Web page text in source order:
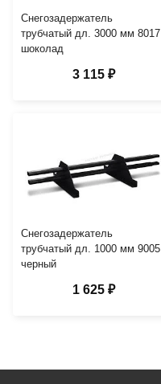
Снегозадержатель
трубчатый дл. 3000 мм 8017
шоколад
3 115 ₽
Снегозадержатель
трубчатый дл. 1000 мм 9005
черный
1 625 ₽